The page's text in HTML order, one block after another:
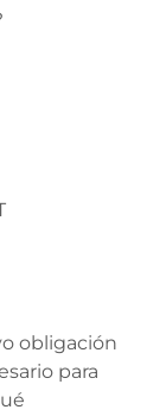
obligación
para